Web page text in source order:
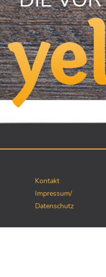
Kontakt
Impressum/
Datenschutz